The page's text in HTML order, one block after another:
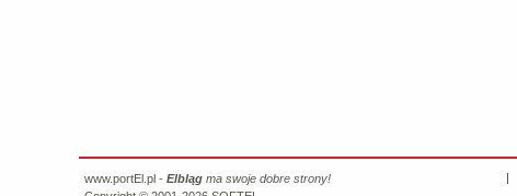
www.portEl.pl - Elbląg ma swoje dobre strony!